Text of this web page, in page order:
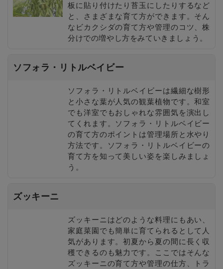
板に貼り付けたり苔玉にしたりするなど
と、さまざまな育て方ができます。そん
なビカクシダの育て方や管理のコツ、株
分けでの増やし方をみていきましょう。
ソフォラ・リトルベイビー
ソフォラ・リトルベイビーは繊細な樹形
と小さな葉が人気の観葉植物です。和室
でも洋室でもおしゃれな雰囲気を演出し
てくれます。ソフォラ・リトルベイビー
の育て方のポイントは管理場所と水やり
方法です。ソフォラ・リトルベイビーの
育て方を知って美しい姿を楽しみましょ
う。
ズッキーニ
ズッキーニはどのような料理にもあい、
家庭菜園でも簡単に育てられるとして人
気があります。初夏から夏の間に長く収
穫できるのも魅力です。ここではそんな
ズッキーニの育て方や管理の仕方、トラ